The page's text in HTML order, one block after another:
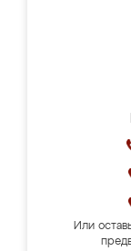
Или